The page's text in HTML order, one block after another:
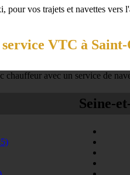
pour vos trajets et navettes
VTC à
avec un service de
Seine-